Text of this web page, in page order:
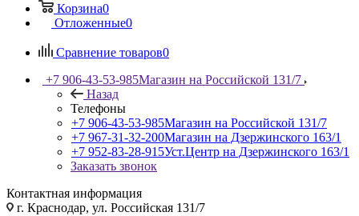
Корзина0
Отложенные0
Сравнение товаров0
+7 906-43-53-985Магазин на Российской 131/7
Назад
Телефоны
+7 906-43-53-985Магазин на Российской 131/7
+7 967-31-32-200Магазин на Дзержинского 163/1
+7 952-83-28-915Уст.Центр на Дзержинского 163/1
Заказать звонок
Контактная информация
г. Краснодар, ул. Российская 131/7